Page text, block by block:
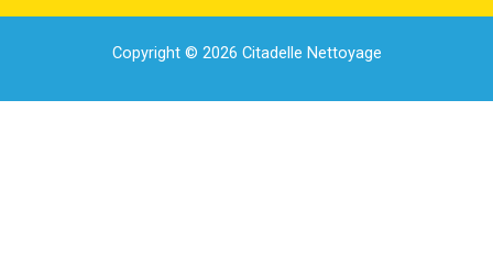
Copyright © 2026 Citadelle Nettoyage